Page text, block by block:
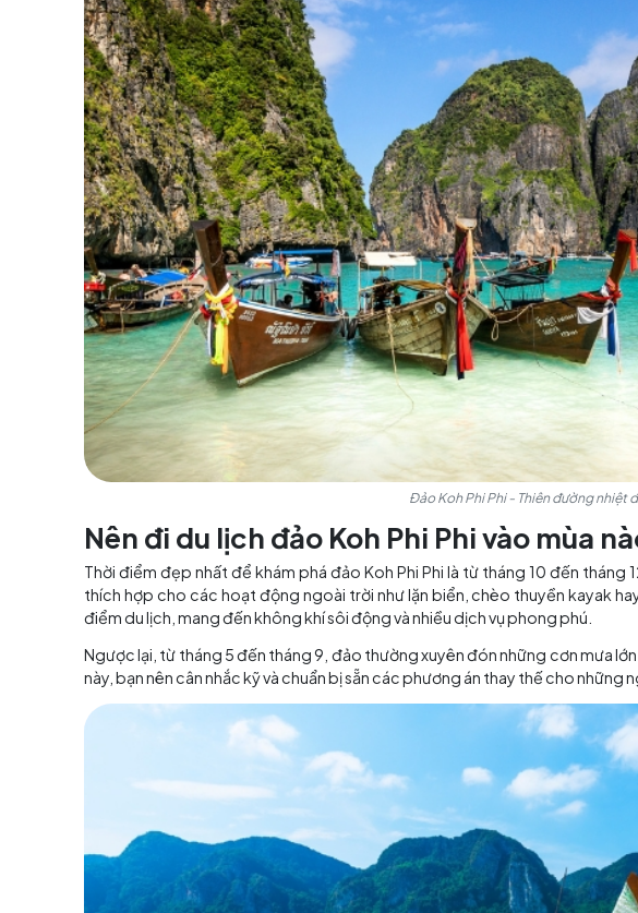
Đặc biệt, vịnh Maya – nơi từng là bối cảnh của bộ phim The
đặt chân đến cũng đều mê mẩn. Chính những nét độc đáo
Đông Nam Á.
Đảo Koh Phi Phi -
Nên đi du lịch đảo Koh Phi Phi
Thời điểm đẹp nhất để khám phá đảo Koh Phi Phi là từ tháng
thích hợp cho các hoạt động ngoài trời như lặn biển, chèo
điểm du lịch, mang đến không khí sôi động và nhiều dịch vụ